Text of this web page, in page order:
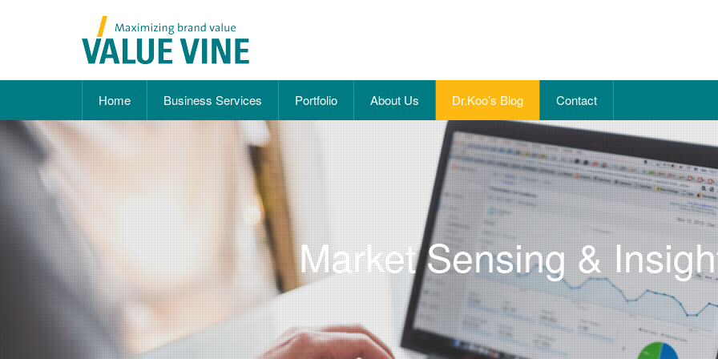
Home Business Services Portfolio About Us Dr.Koo’s Blog Contact
Market Sensing &